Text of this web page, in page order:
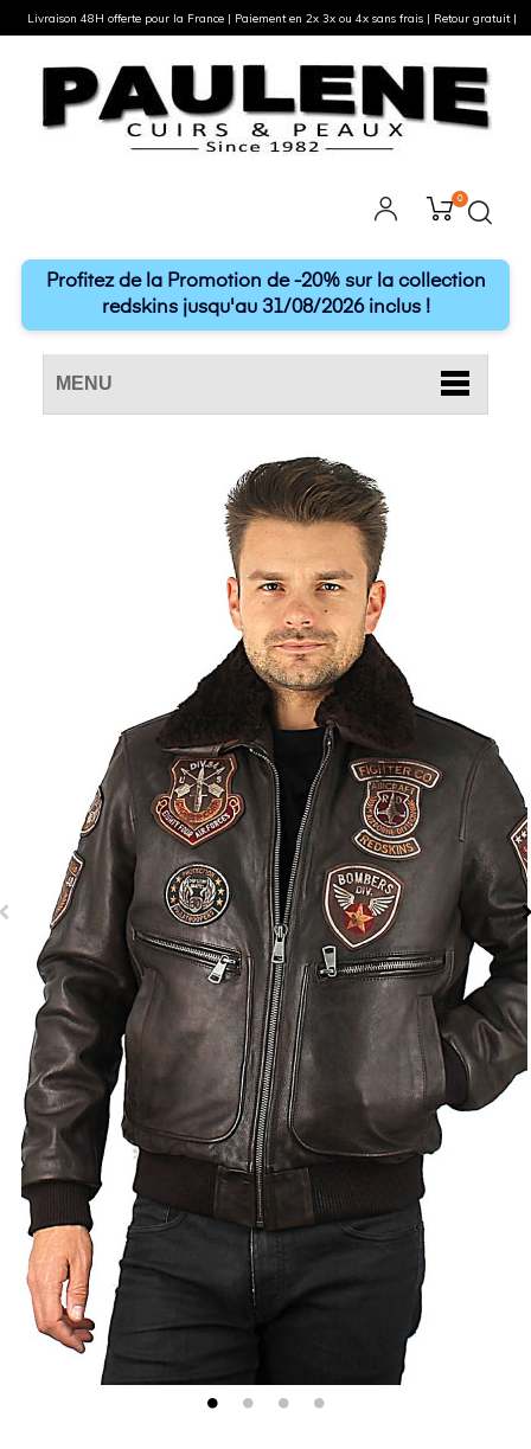
0
Profitez de la Promotion de -20% sur la collection
redskins jusqu'au 31/08/2026 inclus !
MENU
Livraison 48H offerte pour la France | Paiement en 2x 3x ou 4x sans frais | Retour gratuit |